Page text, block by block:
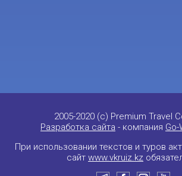
2005-2020 (c) Premium Travel
Разработка сайта - компания
При использовании текстов и туров
сайт www.vkruiz.kz